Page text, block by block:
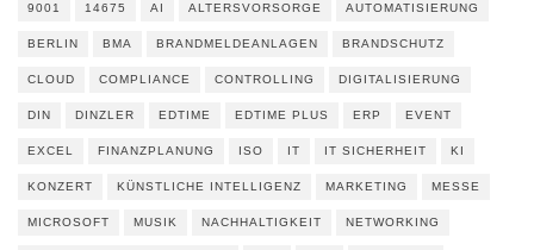
9001 14675 AI ALTERSVORSORGE AUTOMATISIERUNG
BERLIN BMA BRANDMELDEANLAGEN BRANDSCHUTZ
CLOUD COMPLIANCE CONTROLLING DIGITALISIERUNG
DIN DINZLER EDTIME EDTIME PLUS ERP EVENT
EXCEL FINANZPLANUNG ISO IT IT SICHERHEIT KI
KONZERT KÜNSTLICHE INTELLIGENZ MARKETING MESSE
MICROSOFT MUSIK NACHHALTIGKEIT NETWORKING